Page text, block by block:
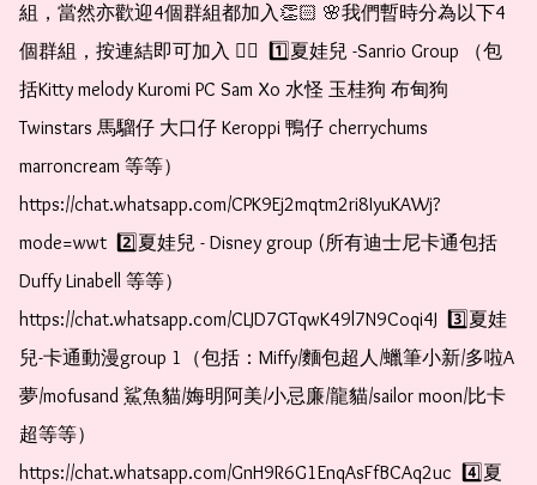
組，當然亦歡迎4個群組都加入👏🏻 🌸我們暫時分為以下4
個群組，按連結即可加入 👇🏻  1️⃣夏娃兒 -Sanrio Group （包
括Kitty melody Kuromi PC Sam Xo 水怪 玉桂狗 布甸狗
Twinstars 馬騮仔 大口仔 Keroppi 鴨仔 cherrychums
marroncream 等等）
https://chat.whatsapp.com/CPK9Ej2mqtm2ri8IyuKAWj?
mode=wwt  2️⃣夏娃兒 - Disney group (所有迪士尼卡通包括
Duffy Linabell 等等）
https://chat.whatsapp.com/CLJD7GTqwK49l7N9Coqi4J  3️⃣夏娃
兒-卡通動漫group 1（包括：Miffy/麵包超人/蠟筆小新/多啦A
夢/mofusand 鯊魚貓/娒明阿美/小忌廉/龍貓/sailor moon/比卡
超等等）
https://chat.whatsapp.com/GnH9R6G1EnqAsFfBCAq2uc  4️⃣夏